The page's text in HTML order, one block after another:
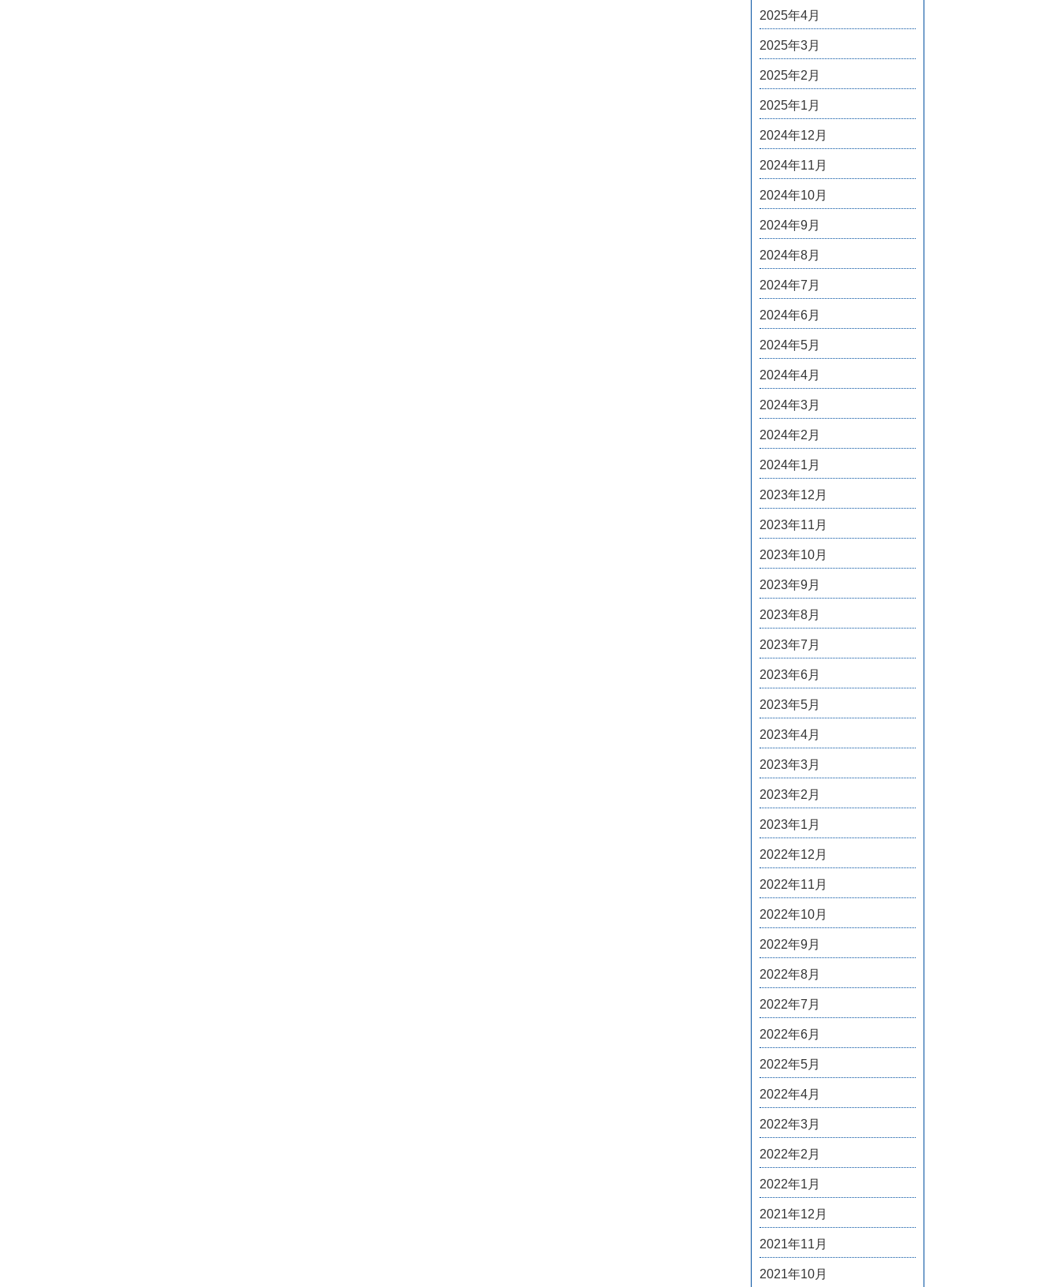
2025年4月
2025年3月
2025年2月
2025年1月
2024年12月
2024年11月
2024年10月
2024年9月
2024年8月
2024年7月
2024年6月
2024年5月
2024年4月
2024年3月
2024年2月
2024年1月
2023年12月
2023年11月
2023年10月
2023年9月
2023年8月
2023年7月
2023年6月
2023年5月
2023年4月
2023年3月
2023年2月
2023年1月
2022年12月
2022年11月
2022年10月
2022年9月
2022年8月
2022年7月
2022年6月
2022年5月
2022年4月
2022年3月
2022年2月
2022年1月
2021年12月
2021年11月
2021年10月